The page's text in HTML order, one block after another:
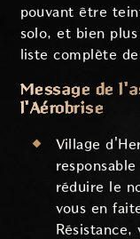
pouvant être
solo, et bien
liste complète
Message de
l'Aérobrise
Village
réduire le
vous en
Résistance,